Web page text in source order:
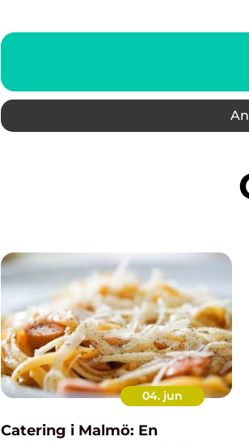
04. jun
Catering i Malmö: En